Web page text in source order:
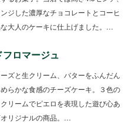
ジした濃厚なチョコレートとコーヒ
大人のケーキに仕上げました。…
フロマージュ
ズと生クリーム、バターをふんだん
らかな食感のチーズケーキ。３色の
リームでピエロを表現した遊び心あ
リジナルの商品。…